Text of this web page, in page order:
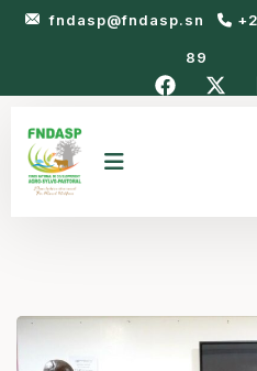
fndasp@fndasp.sn
89